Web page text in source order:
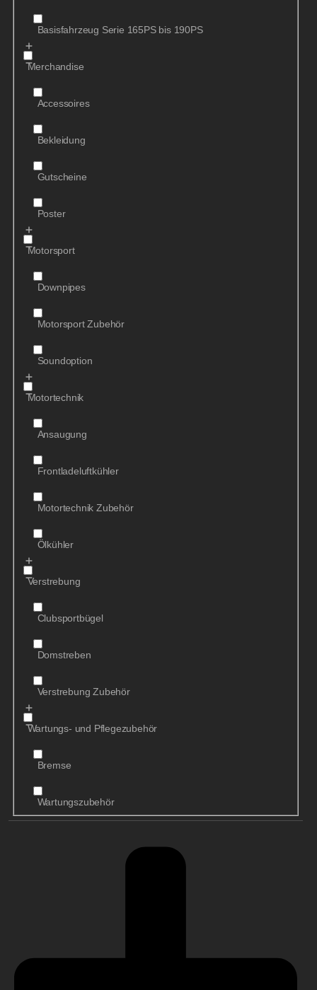
Basisfahrzeug Serie 165PS bis 190PS
Merchandise
Accessoires
Bekleidung
Gutscheine
Poster
Motorsport
Downpipes
Motorsport Zubehör
Soundoption
Motortechnik
Ansaugung
Frontladeluftkühler
Motortechnik Zubehör
Ölkühler
Verstrebung
Clubsportbügel
Domstreben
Verstrebung Zubehör
Wartungs- und Pflegezubehör
Bremse
Wartungszubehör